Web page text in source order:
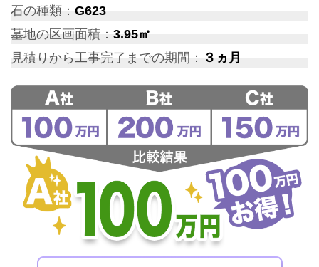
石の種類： G623
墓地の区画面積： 3.95㎡
見積りから工事完了までの期間： ３ヵ月